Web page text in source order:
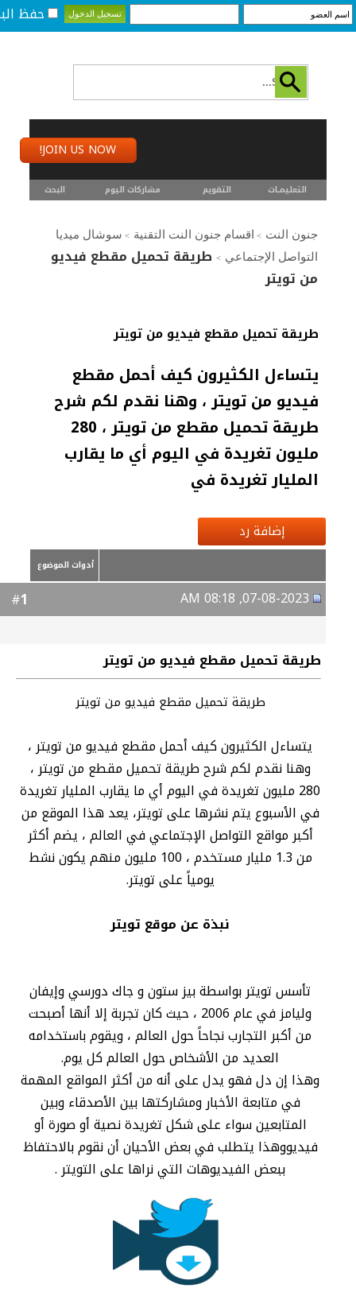
حفظ
JOIN US NOW!
التعليمـــات التقويم مشاركات اليوم البحث
جنون النت > اقسام جنون النت التقنية > سوشال ميديا
التواصل الإجتماعي > طريقة تحميل مقطع فيديو
من تويتر
طريقة تحميل مقطع فيديو من تويتر
يتساءل الكثيرون كيف أحمل مقطع
فيديو من تويتر ، وهنا نقدم لكم شرح
طريقة تحميل مقطع من تويتر ، 280
مليون تغريدة في اليوم أي ما يقارب
المليار تغريدة في
إضافة رد
أدوات الموضوع
1
طريقة تحميل مقطع فيديو من تويتر
طريقة تحميل مقطع فيديو من تويتر
يتساءل الكثيرون كيف أحمل مقطع فيديو من تويتر ،
وهنا نقدم لكم شرح طريقة تحميل مقطع من تويتر ،
280 مليون تغريدة في اليوم أي ما يقارب المليار تغريدة
في الأسبوع يتم نشرها على تويتر، يعد هذا الموقع من
أكبر مواقع التواصل الإجتماعي في العالم ، يضم أكثر
من 1.3 مليار مستخدم ، 100 مليون منهم يكون نشط
يومياً على تويتر.
نبذة عن موقع تويتر
تأسس تويتر بواسطة بيز ستون و جاك دورسي وإيفان
وليامز في عام 2006 ، حيث كان تجربة إلا أنها أصبحت
من أكبر التجارب نجاحاً حول العالم ، ويقوم باستخدامه
العديد من الأشخاص حول العالم كل يوم.
وهذا إن دل فهو يدل على أنه من أكثر المواقع المهمة
في متابعة الأخبار ومشاركتها بين الأصدقاء وبين
المتابعين سواء على شكل تغريدة نصية أو صورة أو
فيديووهذا يتطلب في بعض الأحيان أن نقوم بالاحتفاظ
ببعض الفيديوهات التي نراها على التويتر .